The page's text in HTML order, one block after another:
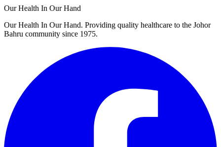
Our Health In Our Hand
Our Health In Our Hand. Providing quality healthcare to the Johor
Bahru community since 1975.